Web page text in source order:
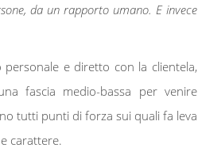
da un rapporto umano. E invece
e diretto con la clientela,
fascia medio-bassa per venire
tutti punti di forza sui quali fa leva
carattere.